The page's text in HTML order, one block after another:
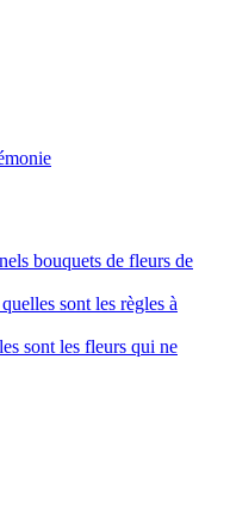
bouquets de fleurs de
sont les règles à
sont les fleurs qui ne